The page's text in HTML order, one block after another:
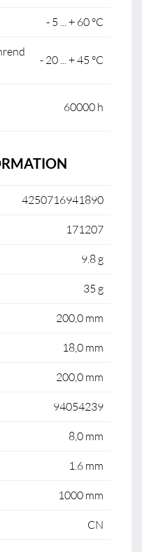
- 5 ... + 60 °C
- 20 ... + 45 °C
60000 h
4250716941890
171207
9.8 g
35 g
200,0 mm
18,0 mm
200,0 mm
94054239
8,0 mm
1.6 mm
1000 mm
CN